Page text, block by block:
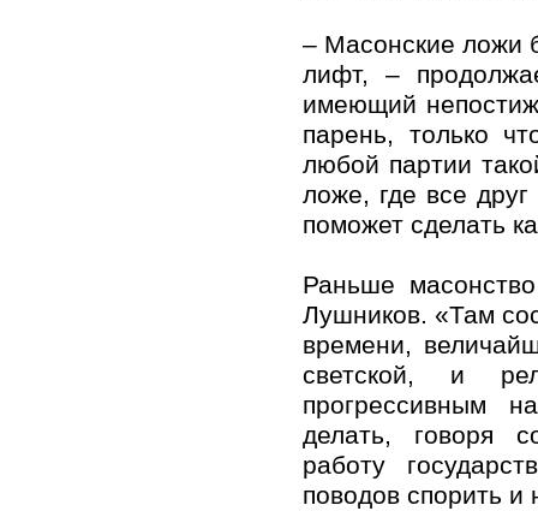
– Масонские ложи
лифт, –
имеющий
парень, только
любой партии
ложе, где все
поможет сделать
Раньше
Лушников. «Там
времени,
светской, и
прогрессивным
делать, говоря
работу
поводов спорить и